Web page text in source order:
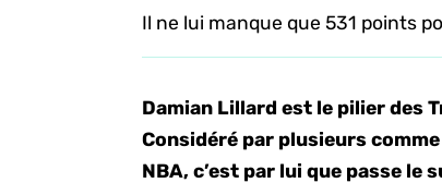
Il ne lui manque que 531 points
Damian Lillard est le pilier des
Considéré par plusieurs
NBA, c’est par lui que passe le